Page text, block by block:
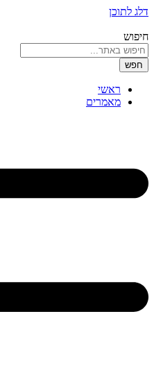
דלג לתוכן
חיפוש
חפש
ראשי
מאמרים